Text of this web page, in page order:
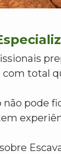
com total
pode